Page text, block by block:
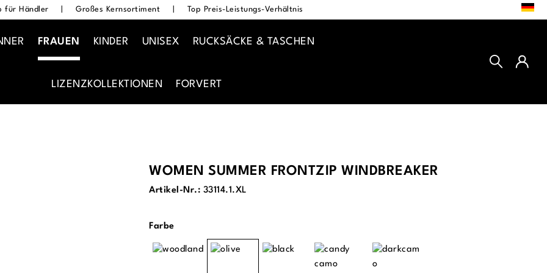
für Händler Großes Kernsortiment Top Preis-Leistungs-Verhältnis
FRAUEN KINDER UNISEX RUCKSÄCKE & TASCHEN
LIZENZKOLLEKTIONEN FORVERT
WOMEN SUMMER FRONTZIP WINDBREAKER
Artikel-Nr.: 33114.1.XL
Farbeauswählen